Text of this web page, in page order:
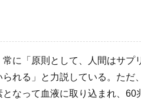
に「原則として、人間はサプ
れる」と力説している。ただ
なって血液に取り込まれ、